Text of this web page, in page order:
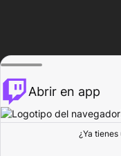
Abrir en app
¿Ya